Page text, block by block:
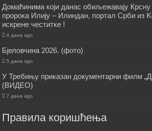
Домаћинима који данас обиљежавају
пророка Илију – Илиндан, портал Срби из
искрене честитке !
4 дана ago
Бјеловчина 2026. (фото)
5 дана ago
У Требињу приказан документарни филм
(ВИДЕО)
7 дана ago
Правила коришћења